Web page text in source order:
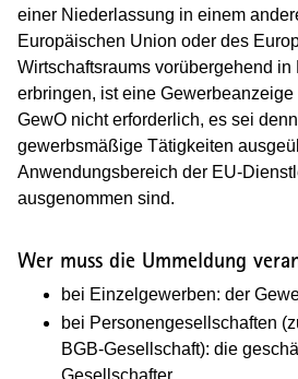
einer Niederlassung in einem
Europäischen Union oder des
Wirtschaftsraums vorübergehend in
erbringen, ist eine
GewO nicht erforderlich, es sei
gewerbsmäßige Tätigkeiten
Anwendungsbereich der EU-
ausgenommen sind.
Wer muss die Ummeldung
bei Einzelgewerben: der
bei Personengesellschaften
BGB-Gesellschaft): die
Gesellschafter